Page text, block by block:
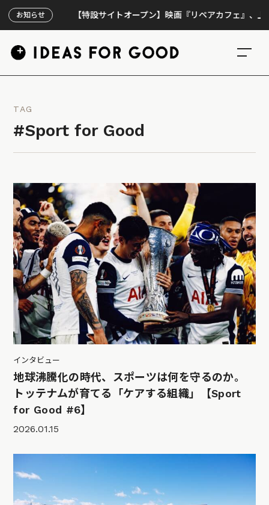
お知らせ【特設サイトオープン】映画『リペアカフェ』、上映300
TAG
#Sport for Good
インタビュー
地球沸騰化の時代、スポーツは何を守るのか。
トッテナムが育てる「ケアする組織」【Sport
for Good #6】
2026.01.15